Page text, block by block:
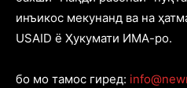
инъикос мекунанд ва на
USAID ё Ҳукумати ИМА-ро.
бо мо тамос гиред: